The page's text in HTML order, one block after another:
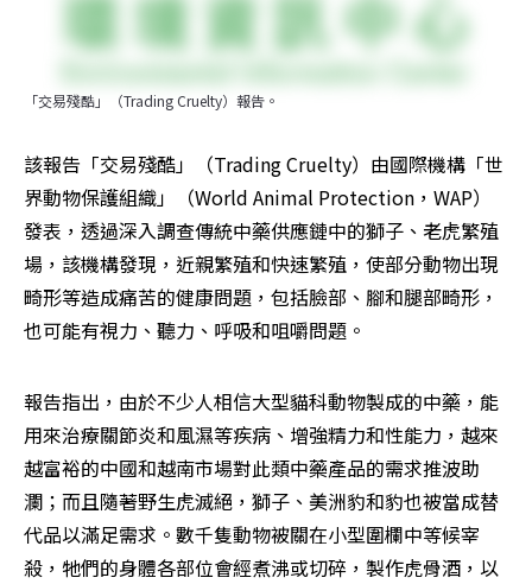
「交易殘酷」（Trading Cruelty）報告。
該報告「交易殘酷」（Trading Cruelty）由國際機構「世
界動物保護組織」（World Animal Protection，WAP）
發表，透過深入調查傳統中藥供應鏈中的獅子、老虎繁殖
場，該機構發現，近親繁殖和快速繁殖，使部分動物出現
畸形等造成痛苦的健康問題，包括臉部、腳和腿部畸形，
也可能有視力、聽力、呼吸和咀嚼問題。
報告指出，由於不少人相信大型貓科動物製成的中藥，能
用來治療關節炎和風濕等疾病、增強精力和性能力，越來
越富裕的中國和越南市場對此類中藥產品的需求推波助
瀾；而且隨著野生虎滅絕，獅子、美洲豹和豹也被當成替
代品以滿足需求。數千隻動物被關在小型圍欄中等候宰
殺，牠們的身體各部位會經煮沸或切碎，製作虎骨酒，以